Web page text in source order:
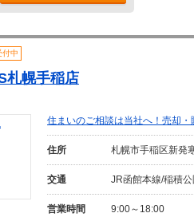
付中
札幌手稲店
住まいのご相談は当社へ！売却
住所 札幌市手稲区新発
交通 JR函館本線/稲積
営業時間 9:00～18:00